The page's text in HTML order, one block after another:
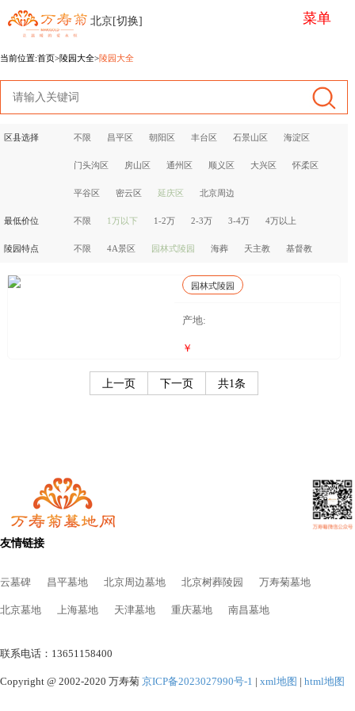
北京[切换] 菜单
当前位置:首页>陵园大全>陵园大全
区县选择 不限 昌平区 朝阳区 丰台区 石景山区 海淀区
门头沟区 房山区 通州区 顺义区 大兴区 怀柔区
平谷区 密云区 延庆区 北京周边
最低价位 不限 1万以下 1-2万 2-3万 3-4万 4万以上
陵园特点 不限 4A景区 园林式陵园 海葬 天主教 基督教
园林式陵园
产地:
￥
上一页 下一页 共1条
友情链接
云墓碑 昌平墓地 北京周边墓地 北京树葬陵园 万寿菊墓地
北京墓地 上海墓地 天津墓地 重庆墓地 南昌墓地
联系电话：13651158400
Copyright @ 2002-2020 万寿菊 京ICP备2023027990号-1 xml地图 html地图